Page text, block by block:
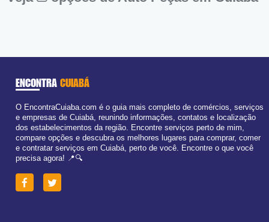
ENCONTRA CUIABÁ
O EncontraCuiaba.com é o guia mais completo de comércios, serviços
e empresas de Cuiabá, reunindo informações, contatos e localização
dos estabelecimentos da região. Encontre serviços perto de mim,
compare opções e descubra os melhores lugares para comprar, comer
e contratar serviços em Cuiabá, perto de você. Encontre o que você
precisa agora! 📍🔍